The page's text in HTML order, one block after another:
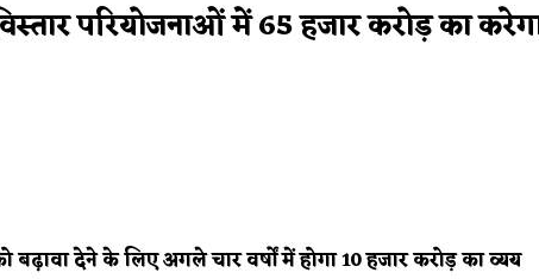
परियोजनाओं में 65 हजार करोड़ का
देने के लिए अगले चार वर्षों में होगा 10 हजार करोड़ का व्यय